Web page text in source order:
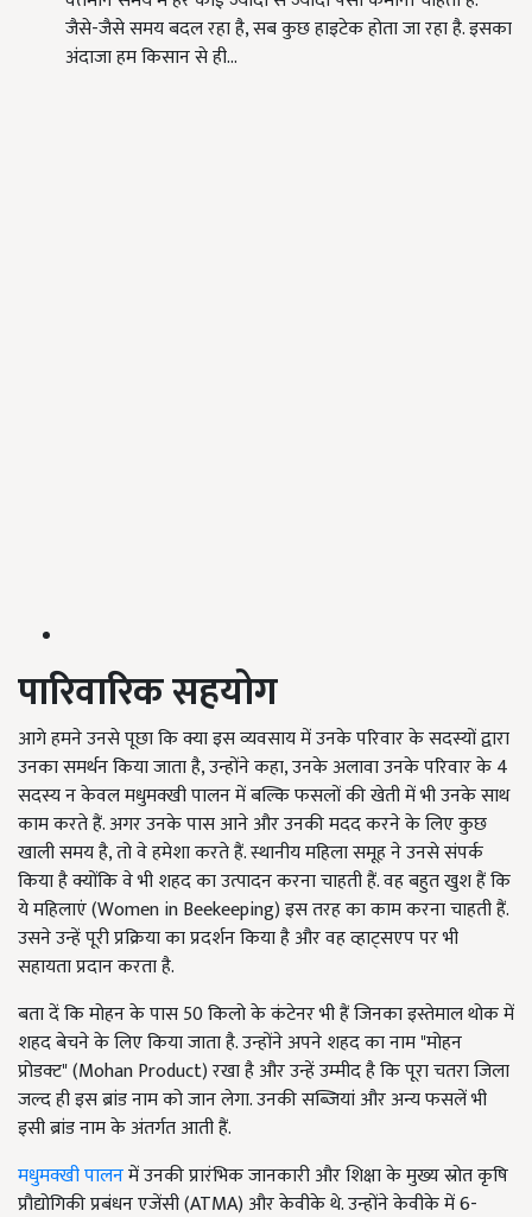
जैसे-जैसे समय बदल रहा है, सब कुछ हाइटेक होता जा रहा है. इसका
अंदाजा हम किसान से ही…
पारिवारिक सहयोग
आगे हमने उनसे पूछा कि क्या इस व्यवसाय में उनके परिवार के सदस्यों द्वारा
उनका समर्थन किया जाता है, उन्होंने कहा, उनके अलावा उनके परिवार के 4
सदस्य न केवल मधुमक्खी पालन में बल्कि फसलों की खेती में भी उनके साथ
काम करते हैं. अगर उनके पास आने और उनकी मदद करने के लिए कुछ
खाली समय है, तो वे हमेशा करते हैं. स्थानीय महिला समूह ने उनसे संपर्क
किया है क्योंकि वे भी शहद का उत्पादन करना चाहती हैं. वह बहुत खुश हैं कि
ये महिलाएं (Women in Beekeeping) इस तरह का काम करना चाहती हैं.
उसने उन्हें पूरी प्रक्रिया का प्रदर्शन किया है और वह व्हाट्सएप पर भी
सहायता प्रदान करता है.
बता दें कि मोहन के पास 50 किलो के कंटेनर भी हैं जिनका इस्तेमाल थोक में
शहद बेचने के लिए किया जाता है. उन्होंने अपने शहद का नाम "मोहन
प्रोडक्ट" (Mohan Product) रखा है और उन्हें उम्मीद है कि पूरा चतरा जिला
जल्द ही इस ब्रांड नाम को जान लेगा. उनकी सब्जियां और अन्य फसलें भी
इसी ब्रांड नाम के अंतर्गत आती हैं.
मधुमक्खी पालनमें उनकी प्रारंभिक जानकारी और शिक्षा के मुख्य स्रोत कृषि
प्रौद्योगिकी प्रबंधन एजेंसी (ATMA) और केवीके थे. उन्होंने केवीके में 6-